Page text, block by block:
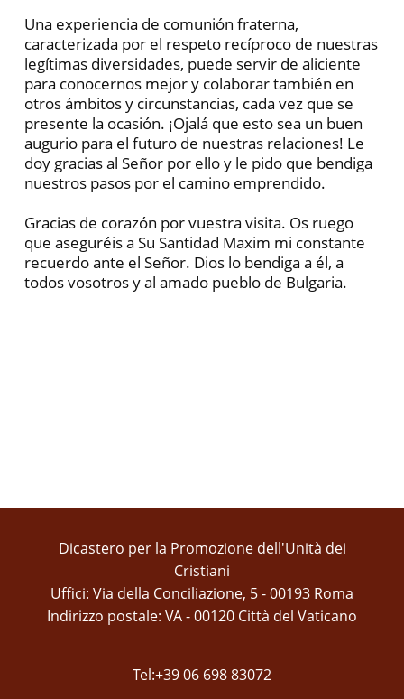
Una experiencia de comunión fraterna,
caracterizada por el respeto recíproco de nuestras
legítimas diversidades, puede servir de aliciente
para conocernos mejor y colaborar también en
otros ámbitos y circunstancias, cada vez que se
presente la ocasión. ¡Ojalá que esto sea un buen
augurio para el futuro de nuestras relaciones! Le
doy gracias al Señor por ello y le pido que bendiga
nuestros pasos por el camino emprendido.
Gracias de corazón por vuestra visita. Os ruego
que aseguréis a Su Santidad Maxim mi constante
recuerdo ante el Señor. Dios lo bendiga a él, a
todos vosotros y al amado pueblo de Bulgaria.
Dicastero per la Promozione dell'Unità dei
Cristiani
Uffici: Via della Conciliazione, 5 - 00193 Roma
Indirizzo postale: VA - 00120 Città del Vaticano
Tel:+39 06 698 83072